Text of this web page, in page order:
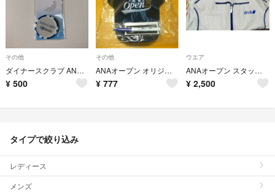
その他
ダイナースクラブ ANA ゴルフマーカー
¥ 500
その他
ANAオープン オリジナルグッズ
¥ 777
ウエア
ANAオープン スタッフジャンパー
¥ 2,500
タイプで絞り込み
レディース
メンズ